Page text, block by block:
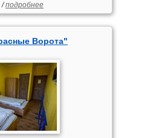
/подробнее
Ворота"